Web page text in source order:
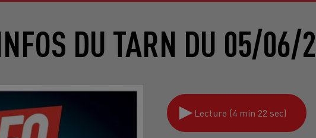
DU TARN DU 05/
Lecture (4 min 22 sec)